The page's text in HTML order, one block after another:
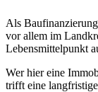
Als
vor allem im
Lebensmittelpunkt
Wer hier eine
trifft eine